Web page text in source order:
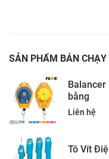
SẢN PHẨM BÁN CHẠY
Balancer
bằng
Liên hệ
Tô Vít